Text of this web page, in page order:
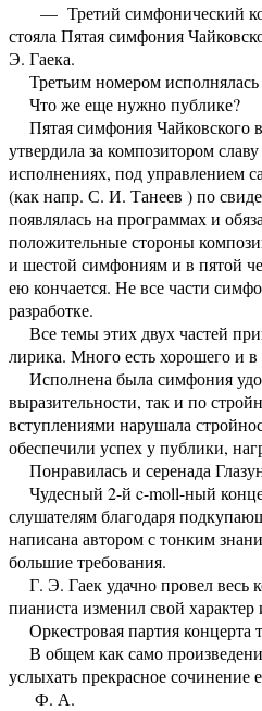
— Третий симфонический
стояла Пятая симфония
Э. Гаека.
Третьим номером исполнялась
Что же еще нужно публике?
Пятая симфония Чайковского
утвердила за композитором
исполнениях, под управлением
(как напр. С. И. Танеев ) по
появлялась на программах и
положительные стороны
и шестой симфониям и в пятой
ею кончается. Не все части
разработке.
Все темы этих двух частей
лирика. Много есть хорошего и
Исполнена была симфония
выразительности, так и по
вступлениями нарушала
обеспечили успех у публики,
Понравилась и серенада
Чудесный 2-й c-moll-ный
слушателям благодаря
написана автором с тонким
большие требования.
Г. Э. Гаек удачно провел весь
пианиста изменил свой
Оркестровая партия концерта
В общем как само
услыхать прекрасное
Ф. А.